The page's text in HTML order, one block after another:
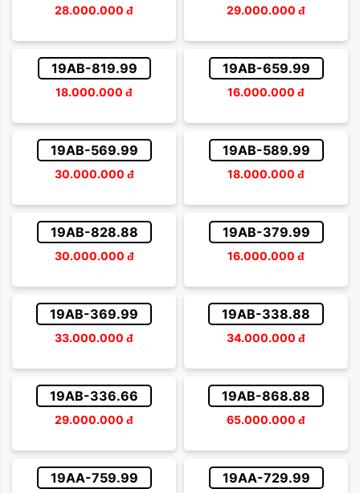
28.000.000 đ 29.000.000 đ
19AB-819.99
18.000.000 đ
19AB-659.99
16.000.000 đ
19AB-569.99
30.000.000 đ
19AB-589.99
18.000.000 đ
19AB-828.88
30.000.000 đ
19AB-379.99
16.000.000 đ
19AB-369.99
33.000.000 đ
19AB-338.88
34.000.000 đ
19AB-336.66
29.000.000 đ
19AB-868.88
65.000.000 đ
19AA-759.99 19AA-729.99